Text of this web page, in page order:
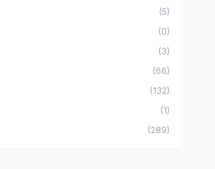
(5)
(0)
(3)
(66)
(132)
(1)
(289)